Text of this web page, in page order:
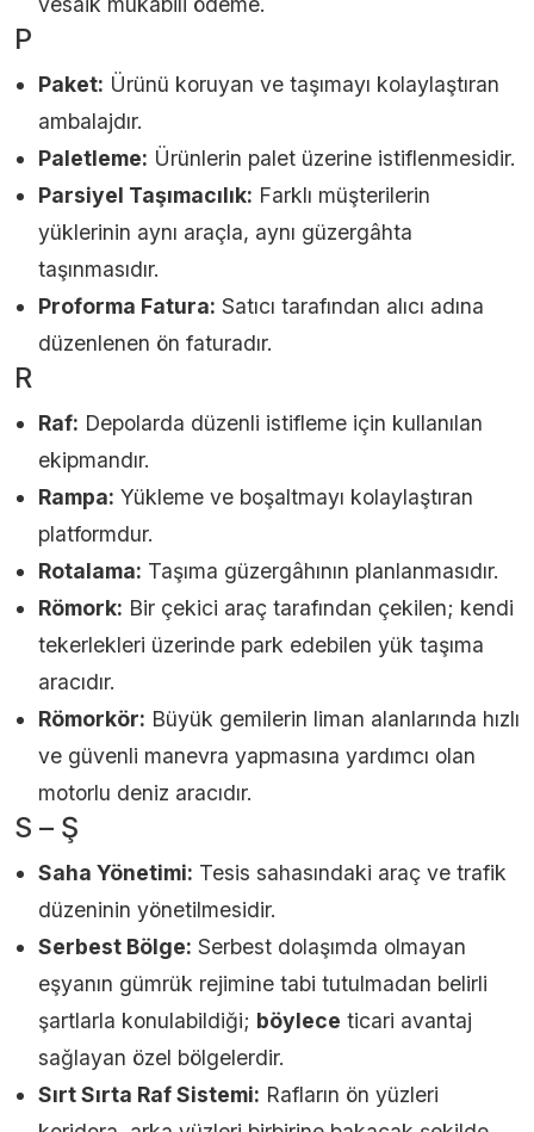
P
Paket: Ürünü koruyan ve taşımayı kolaylaştıran
ambalajdır.
Paletleme: Ürünlerin palet üzerine istiflenmesidir.
Parsiyel Taşımacılık: Farklı müşterilerin
yüklerinin aynı araçla, aynı güzergâhta
taşınmasıdır.
Proforma Fatura: Satıcı tarafından alıcı adına
düzenlenen ön faturadır.
R
Raf: Depolarda düzenli istifleme için kullanılan
ekipmandır.
Rampa: Yükleme ve boşaltmayı kolaylaştıran
platformdur.
Rotalama: Taşıma güzergâhının planlanmasıdır.
Römork: Bir çekici araç tarafından çekilen; kendi
tekerlekleri üzerinde park edebilen yük taşıma
aracıdır.
Römorkör: Büyük gemilerin liman alanlarında hızlı
ve güvenli manevra yapmasına yardımcı olan
motorlu deniz aracıdır.
S – Ş
Saha Yönetimi: Tesis sahasındaki araç ve trafik
düzeninin yönetilmesidir.
Serbest Bölge: Serbest dolaşımda olmayan
eşyanın gümrük rejimine tabi tutulmadan belirli
şartlarla konulabildiği; böylece ticari avantaj
sağlayan özel bölgelerdir.
Sırt Sırta Raf Sistemi: Rafların ön yüzleri